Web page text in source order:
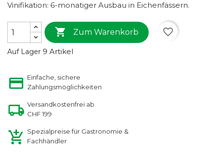
Vinifikation: 6-monatiger Ausbau in Eichenfässern.
 Zum Warenkorb favorite_border
Auf Lager 9 Artikel
Einfache, sichere
Zahlungsmöglichkeiten
Versandkostenfrei ab
CHF 199
Spezialpreise für Gastronomie &
Fachhändler